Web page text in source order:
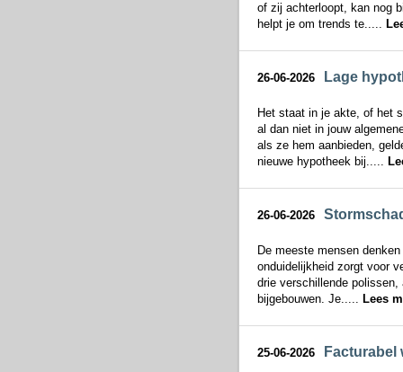
of zij achterloopt, kan nog
helpt je om trends te.....
26-06-2026 Lage
Het staat in je akte, of het
al dan niet in jouw
als ze hem aanbieden,
nieuwe hypotheek bij.....
26-06-2026
De meeste mensen
onduidelijkheid zorgt voor
drie verschillende
bijgebouwen. Je..... Lees
25-06-2026 Facturabel